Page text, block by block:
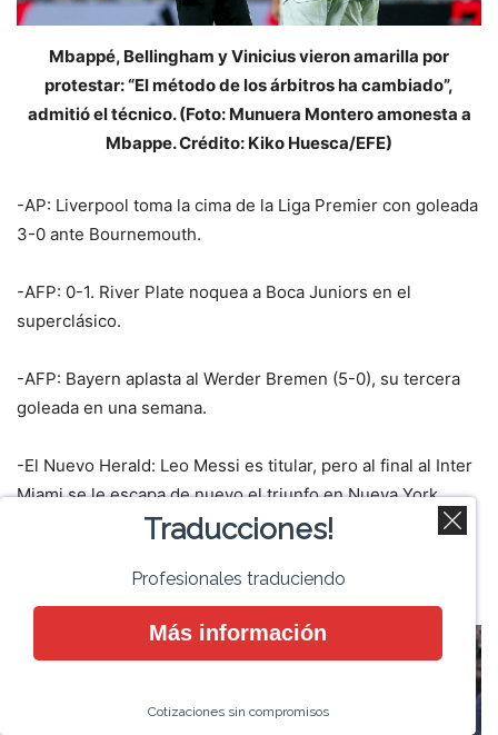
Mbappé, Bellingham y Vinicius vieron amarilla por
protestar: “El método de los árbitros ha cambiado”,
admitió el técnico. (Foto: Munuera Montero amonesta a
Mbappe. Crédito: Kiko Huesca/EFE)
-AP: Liverpool toma la cima de la Liga Premier con goleada
3-0 ante Bournemouth.
-AFP: 0-1. River Plate noquea a Boca Juniors en el
superclásico.
-AFP: Bayern aplasta al Werder Bremen (5-0), su tercera
goleada en una semana.
-El Nuevo Herald: Leo Messi es titular, pero al final al Inter
Miami se le escapa de nuevo el triunfo en Nueva York.
comparado ya con Ruth.
Traducciones!
Profesionales traduciendo
Más información
Cotizaciones sin compromisos